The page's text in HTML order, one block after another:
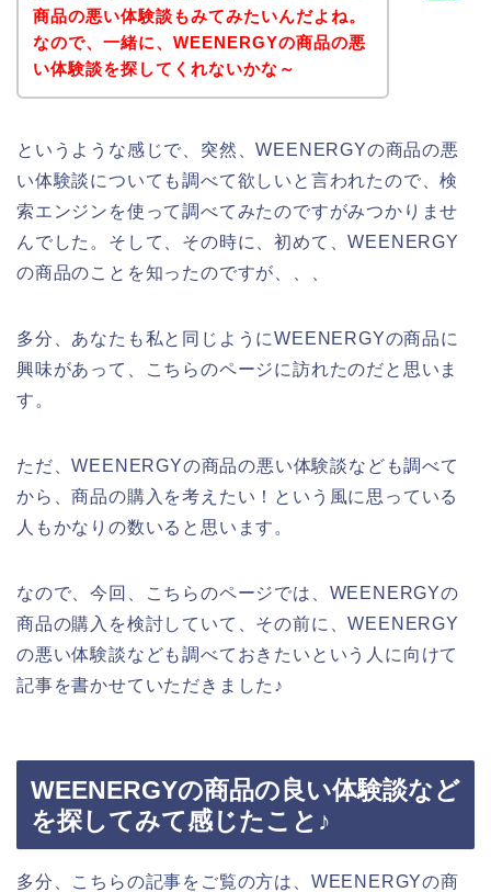
商品の悪い体験談もみてみたいんだよね。
なので、一緒に、WEENERGYの商品の悪
い体験談を探してくれないかな～
というような感じで、突然、WEENERGYの商品の悪
い体験談についても調べて欲しいと言われたので、検
索エンジンを使って調べてみたのですがみつかりませ
んでした。そして、その時に、初めて、WEENERGY
の商品のことを知ったのですが、、、
多分、あなたも私と同じようにWEENERGYの商品に
興味があって、こちらのページに訪れたのだと思いま
す。
ただ、WEENERGYの商品の悪い体験談なども調べて
から、商品の購入を考えたい！という風に思っている
人もかなりの数いると思います。
なので、今回、こちらのページでは、WEENERGYの
商品の購入を検討していて、その前に、WEENERGY
の悪い体験談なども調べておきたいという人に向けて
記事を書かせていただきました♪
WEENERGYの商品の良い体験談など
を探してみて感じたこと♪
多分、こちらの記事をご覧の方は、WEENERGYの商